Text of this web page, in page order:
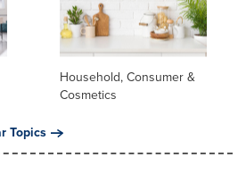
Household, Consumer &
Cosmetics
Topics